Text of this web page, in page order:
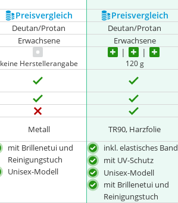
Preis­vergleich Preis­vergleich
Deutan/Protan Deutan/Protan
Erwachsene Erwachsene
keine Herstellerangabe 120 g
Metall TR90, Harzfolie
mit Brillenetui und
Reinigungstuch
Unisex-Modell
inkl. elastisches Band
mit UV-Schutz
Unisex-Modell
mit Brillenetui und
Reinigungstuch